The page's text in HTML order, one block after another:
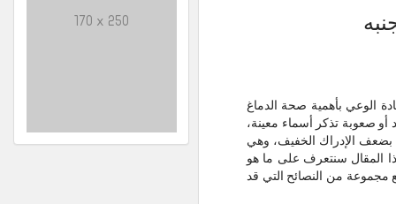
الوعي بأهمية صحة الدماغ
صعوبة تذكر أسماء معينة،
بضعف الإدراك الخفيف، وهي
المقال سنتعرف على ما هو
مجموعة من النصائح التي قد
170 x 250